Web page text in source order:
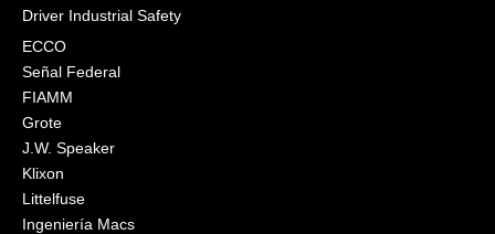
Driver Industrial Safety
ECCO
Señal Federal
FIAMM
Grote
J.W. Speaker
Klixon
Littelfuse
Ingeniería Macs